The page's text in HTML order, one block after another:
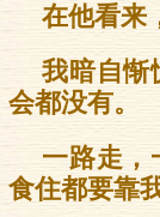
在他看来
我暗自惭
会都没有。
一路走，
食住都要靠